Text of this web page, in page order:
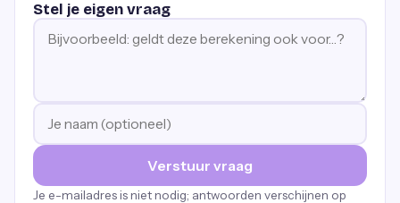
Stel je eigen vraag
Verstuur vraag
Je e-mailadres is niet nodig; antwoorden verschijnen op